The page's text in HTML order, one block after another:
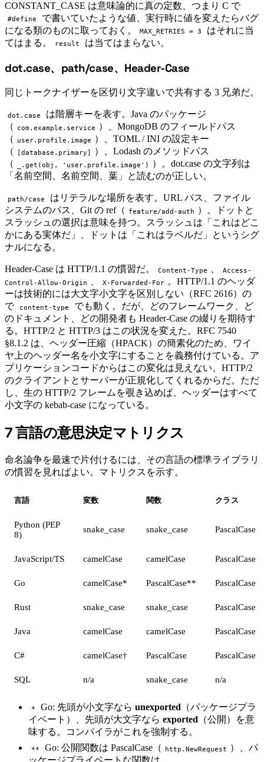
CONSTANT_CASE は意味論的に真の定数、つまり C で
#define
で書いていたような値、実行時に値を変えたらバグ
になる類のものに取っておく。
MAX_RETRIES = 3
はそれに当
てはまる。
result は当てはまらない。
#
dot.case、path/case、Header-Case
同じトークナイザーを区切り文字違いで共有する 3 兄弟だ。
dot.case
は階層キーを表す。Java のパッケージ
（
com.example.service
）、MongoDB のフィールドパス
（
user.profile.image
）、TOML / INI の設定キー
（
[database.primary]
）、Lodash のメソッドパス
（
_.get(obj, 'user.profile.image')
）。dot.case の文字列は
「名前空間、名前空間、葉」と読むのが正しい。
path/case
はリテラルな場所を表す。URL パス、ファイル
システムのパス、Git の ref（
feature/add-auth
）。ドットと
スラッシュの選択は意味を持つ。スラッシュは「これはどこ
かにある実体だ」、ドットは「これはラベルだ」というシグ
ナルになる。
Header-Case は HTTP/1.1 の慣習だ。 Content-Type
Access-
Control-Allow-Origin
X-Forwarded-For 。HTTP/1.1 のヘッダ
ーは技術的には大文字小文字を区別しない（RFC 2616）の
で
content-type
でも動く。だが、どのフレームワーク、ど
のドキュメント、どの開発者も Header-Case の綴りを期待す
る。HTTP/2 と HTTP/3 はこの状況を変えた。RFC 7540
§8.1.2 は、ヘッダー圧縮（HPACK）の簡素化のため、ワイ
ヤ上のヘッダー名を小文字にすることを義務付けている。ア
プリケーションコードからはこの変化は見えない。HTTP/2
のクライアントとサーバーが正規化してくれるからだ。ただ
し、生の HTTP/2 フレームを覗き込めば、ヘッダーはすべて
小文字の kebab-case になっている。
#
7 言語の意思決定マトリクス
命名論争を最速で片付けるには、その言語の標準ライブラリ
の慣習を見ればよい。マトリクスを示す。
言語 変数 関数 クラス
Python (PEP
8)
snake_case snake_case PascalCase
JavaScript/TS camelCase camelCase PascalCase
Go camelCase* PascalCase** PascalCase
Rust snake_case snake_case PascalCase
Java camelCase camelCase PascalCase
C# camelCase† PascalCase PascalCase
SQL n/a snake_case n/a
* Go: 先頭が小文字なら unexported （パッケージプラ
イベート）、先頭が大文字なら exported （公開）を意
味する。コンパイラがこれを強制する。
** Go: 公開関数は PascalCase（ http.NewRequest
）、パ